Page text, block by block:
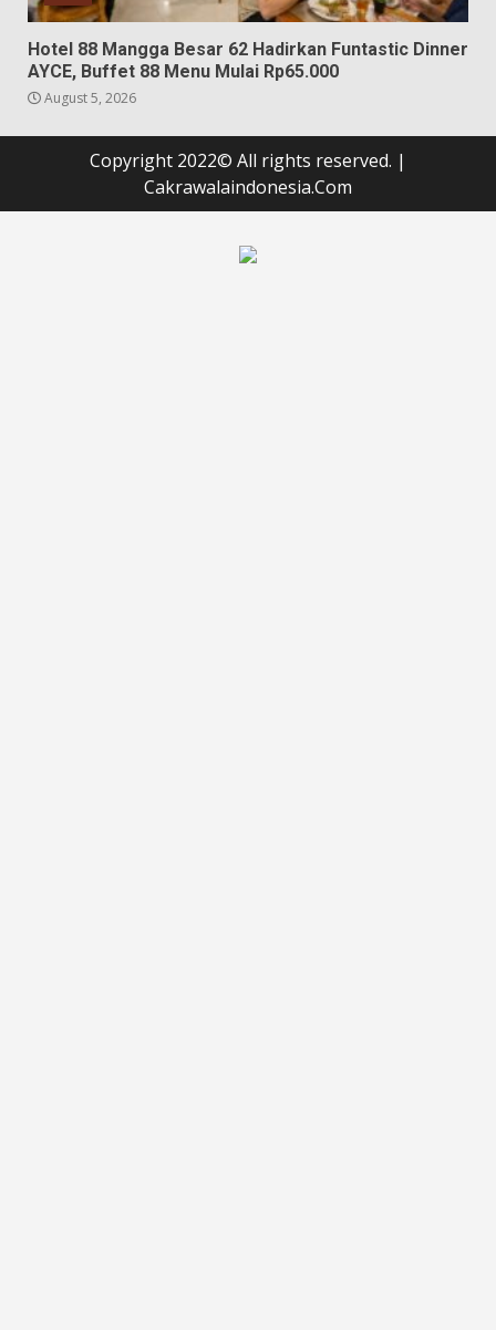
Hotel 88 Mangga Besar 62 Hadirkan Funtastic Dinner
AYCE, Buffet 88 Menu Mulai Rp65.000
August 5, 2026
Copyright 2022© All rights reserved. |
Cakrawalaindonesia.Com